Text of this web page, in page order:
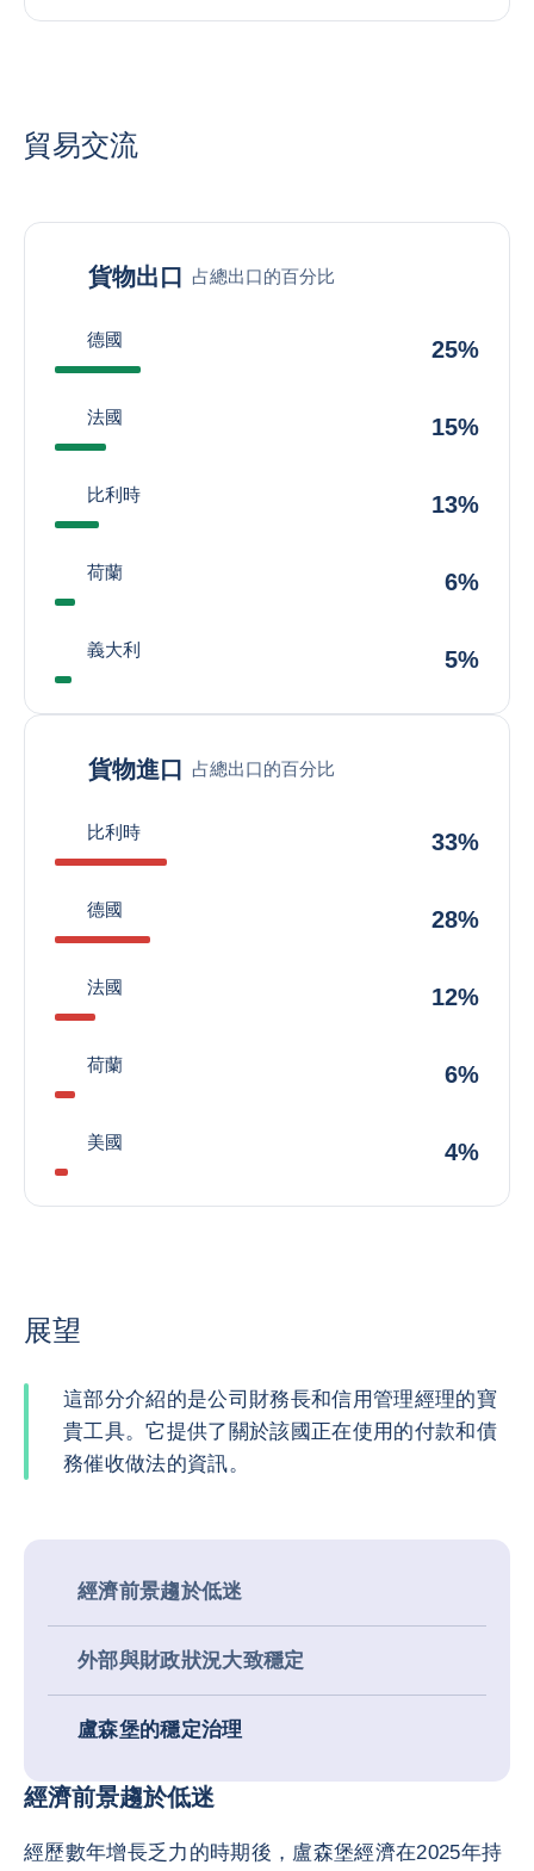
貿易交流
貨物出口 占總出口的百分比
德國 25%
法國 15%
比利時 13%
荷蘭 6%
義大利 5%
貨物進口 占總出口的百分比
比利時 33%
德國 28%
法國 12%
荷蘭 6%
美國 4%
展望
這部分介紹的是公司財務長和信用管理經理的寶
貴工具。它提供了關於該國正在使用的付款和債
務催收做法的資訊。
經濟前景趨於低迷
外部與財政狀況大致穩定
盧森堡的穩定治理
經濟前景趨於低迷
經歷數年增長乏力的時期後，盧森堡經濟在2025年持